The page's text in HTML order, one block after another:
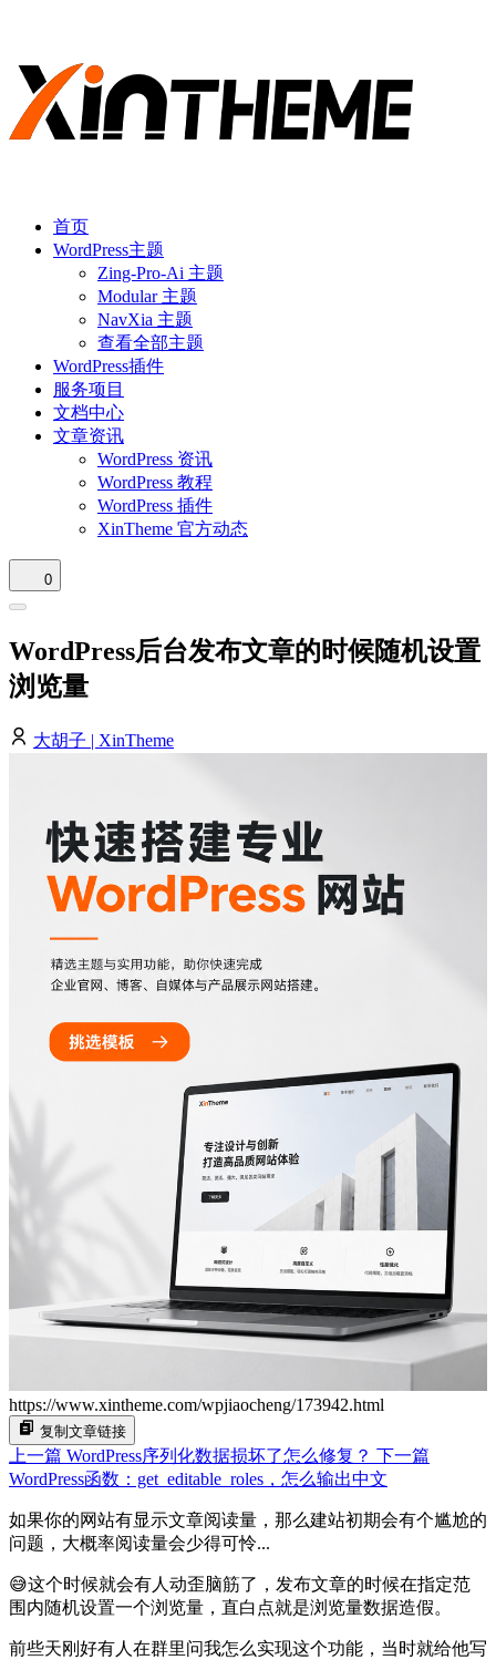
首页
WordPress主题
Zing-Pro-Ai 主题
Modular 主题
NavXia 主题
查看全部主题
WordPress插件
服务项目
文档中心
文章资讯
WordPress 资讯
WordPress 教程
WordPress 插件
XinTheme 官方动态
0
WordPress后台发布文章的时候随机设置
浏览量
大胡子 | XinTheme
https://www.xintheme.com/wpjiaocheng/173942.html
复制文章链接
上一篇 WordPress序列化数据损坏了怎么修复？ 下一篇
WordPress函数：get_editable_roles，怎么输出中文
如果你的网站有显示文章阅读量，那么建站初期会有个尴尬的
问题，大概率阅读量会少得可怜...
😅这个时候就会有人动歪脑筋了，发布文章的时候在指定范
围内随机设置一个浏览量，直白点就是浏览量数据造假。
前些天刚好有人在群里问我怎么实现这个功能，当时就给他写